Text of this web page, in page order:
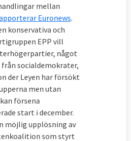
mellan
Euronews.
konservativa och
EPP vill
något
socialdemokrater,
der Leyen har försökt
men utan
försena
start i december.
möjlig upplösning av
som styrt